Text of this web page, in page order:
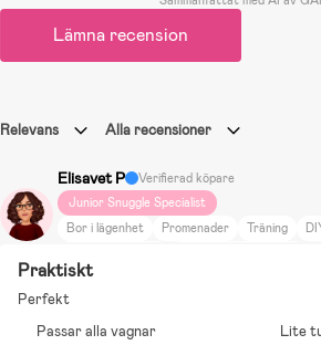
Lämna recension
Relevans Alla recensioner
Elisavet P
Verifierad köpare
Junior Snuggle Specialist
Bor i lägenhet
Promenader Träning
Praktiskt
Perfekt
Passar alla vagnar
Lite